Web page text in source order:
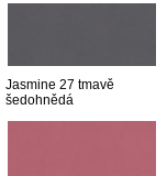
Jasmine 27 tmavě
šedohnědá